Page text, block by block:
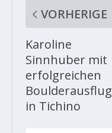
VORHERIGE
Karoline
Sinnhuber mit
erfolgreichen
Boulderausflug
in Tichino